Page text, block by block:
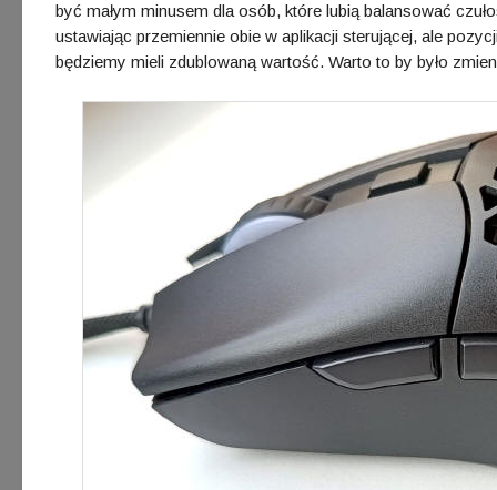
być małym minusem dla osób, które lubią balansować
ustawiając przemiennie obie w aplikacji sterującej, ale
będziemy mieli zdublowaną wartość. Warto to by było